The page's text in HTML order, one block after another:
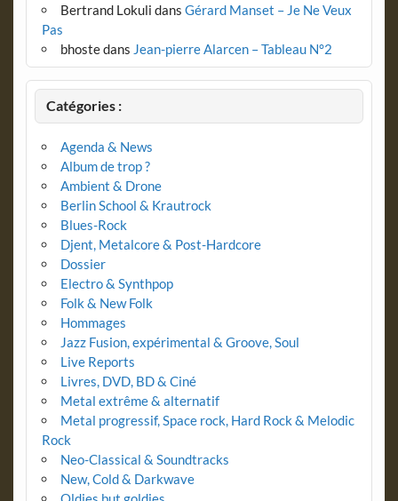
Bertrand Lokuli dans Gérard Manset – Je Ne Veux
Pas
bhostedans Jean-pierre Alarcen – Tableau N°2
Catégories :
Agenda & News
Album de trop ?
Ambient & Drone
Berlin School & Krautrock
Blues-Rock
Djent, Metalcore & Post-Hardcore
Dossier
Electro & Synthpop
Folk & New Folk
Hommages
Jazz Fusion, expérimental & Groove, Soul
Live Reports
Livres, DVD, BD & Ciné
Metal extrême & alternatif
Metal progressif, Space rock, Hard Rock & Melodic
Rock
Neo-Classical & Soundtracks
New, Cold & Darkwave